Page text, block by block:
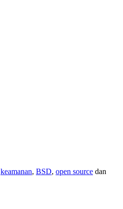
keamanan, BSD, open source dan